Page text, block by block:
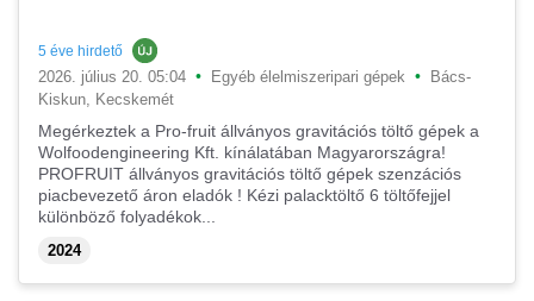
5 éve hirdető
2026. július 20. 05:04 • Egyéb élelmiszeripari gépek • Bács-
Kiskun, Kecskemét
Megérkeztek a Pro-fruit állványos gravitációs töltő gépek a
Wolfoodengineering Kft. kínálatában Magyarországra!
PROFRUIT állványos gravitációs töltő gépek szenzációs
piacbevezető áron eladók ! Kézi palacktöltő 6 töltőfejjel
különböző folyadékok...
2024